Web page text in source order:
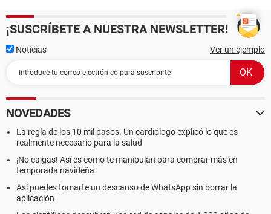
¡SUSCRÍBETE A NUESTRA NEWSLETTER!
Noticias Ver un ejemplo
NOVEDADES
La regla de los 10 mil pasos. Un cardiólogo explicó lo que es
realmente necesario para la salud
¡No caigas! Así es como te manipulan para comprar más en
temporada navideña
Así puedes tomarte un descanso de WhatsApp sin borrar la
aplicación